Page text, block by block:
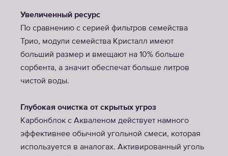
Увеличенный ресурс
По сравнению с серией фильтров семейства
Трио, модули семейства Кристалл имеют
больший размер и вмещают на 10% больше
сорбента, а значит обеспечат больше литров
чистой воды.
Глубокая очистка от скрытых угроз
Карбонблок с Акваленом действует намного
эффективнее обычной угольной смеси, которая
используется в аналогах. Активированный уголь